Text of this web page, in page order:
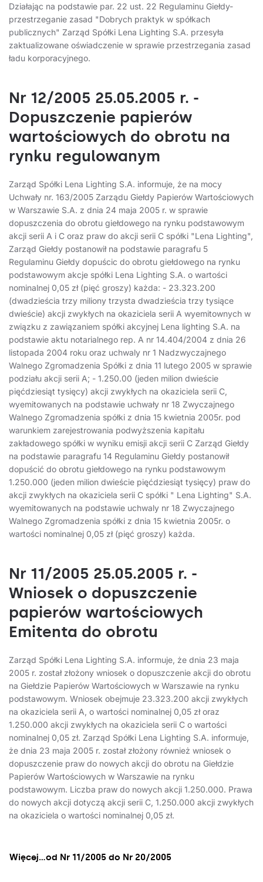
Działając na podstawie par. 22 ust. 22 Regulaminu Giełdy-
przestrzeganie zasad "Dobrych praktyk w spółkach
publicznych" Zarząd Spółki Lena Lighting S.A. przesyła
zaktualizowane oświadczenie w sprawie przestrzegania zasad
ładu korporacyjnego.
Nr 12/2005 25.05.2005 r. -
Dopuszczenie papierów
wartościowych do obrotu na
rynku regulowanym
Zarząd Spółki Lena Lighting S.A. informuje, że na mocy
Uchwały nr. 163/2005 Zarządu Giełdy Papierów Wartościowych
w Warszawie S.A. z dnia 24 maja 2005 r. w sprawie
dopuszczenia do obrotu giełdowego na rynku podstawowym
akcji serii A i C oraz praw do akcji serii C spółki "Lena Lighting",
Zarząd Giełdy postanowił na podstawie paragrafu 5
Regulaminu Giełdy dopuścic do obrotu giełdowego na rynku
podstawowym akcje spółki Lena Lighting S.A. o wartości
nominalnej 0,05 zł (pięć groszy) każda: - 23.323.200
(dwadzieścia trzy miliony trzysta dwadzieścia trzy tysiące
dwieście) akcji zwykłych na okaziciela serii A wyemitownych w
związku z zawiązaniem spółki akcyjnej Lena lighting S.A. na
podstawie aktu notarialnego rep. A nr 14.404/2004 z dnia 26
listopada 2004 roku oraz uchwaly nr 1 Nadzwyczajnego
Walnego Zgromadzenia Spółki z dnia 11 lutego 2005 w sprawie
podziału akcji serii A; - 1.250.00 (jeden milion dwieście
pięćdziesiąt tysięcy) akcji zwykłych na okaziciela serii C,
wyemitowanych na podstawie uchwały nr 18 Zwyczajnego
Walnego Zgromadzenia spółki z dnia 15 kwietnia 2005r. pod
warunkiem zarejestrowania podwyższenia kapitału
zakładowego spółki w wyniku emisji akcji serii C Zarząd Giełdy
na podstawie paragrafu 14 Regulaminu Giełdy postanowił
dopuścić do obrotu giełdowego na rynku podstawowym
1.250.000 (jeden milion dwieście pięćdziesiąt tysięcy) praw do
akcji zwykłych na okaziciela serii C spółki " Lena Lighting" S.A.
wyemitowanych na podstawie uchwaly nr 18 Zwyczajnego
Walnego Zgromadzenia spółki z dnia 15 kwietnia 2005r. o
wartości nominalnej 0,05 zł (pięć groszy) każda.
Nr 11/2005 25.05.2005 r. -
Wniosek o dopuszczenie
papierów wartościowych
Emitenta do obrotu
Zarząd Spółki Lena Lighting S.A. informuje, że dnia 23 maja
2005 r. został złożony wniosek o dopuszczenie akcji do obrotu
na Giełdzie Papierów Wartościowych w Warszawie na rynku
podstawowym. Wniosek obejmuje 23.323.200 akcji zwykłych
na okaziciela serii A, o wartości nominalnej 0,05 zł oraz
1.250.000 akcji zwykłych na okaziciela serii C o wartości
nominalnej 0,05 zł. Zarząd Spółki Lena Lighting S.A. informuje,
że dnia 23 maja 2005 r. został złożony również wniosek o
dopuszczenie praw do nowych akcji do obrotu na Giełdzie
Papierów Wartościowych w Warszawie na rynku
podstawowym. Liczba praw do nowych akcji 1.250.000. Prawa
do nowych akcji dotyczą akcji serii C, 1.250.000 akcji zwykłych
na okaziciela o wartości nominalnej 0,05 zł.
Więcej…od Nr 11/2005 do Nr 20/2005